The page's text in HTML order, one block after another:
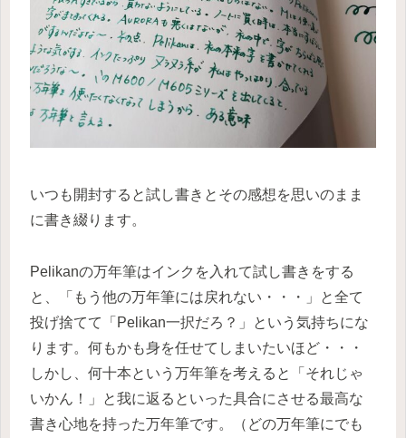
いつも開封すると試し書きとその感想を思いのまま
に書き綴ります。
Pelikanの万年筆はインクを入れて試し書きをする
と、「もう他の万年筆には戻れない・・・」と全て
投げ捨てて「Pelikan一択だろ？」という気持ちにな
ります。何もかも身を任せてしまいたいほど・・・
しかし、何十本という万年筆を考えると「それじゃ
いかん！」と我に返るといった具合にさせる最高な
書き心地を持った万年筆です。（どの万年筆にでも